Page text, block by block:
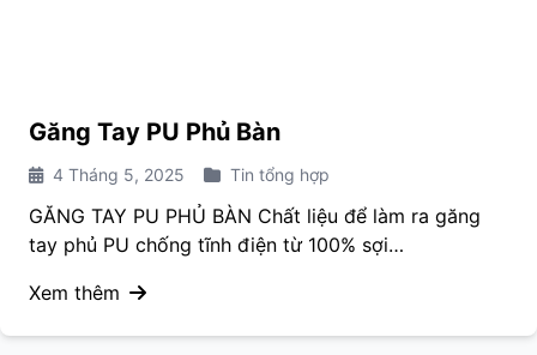
Găng Tay PU Phủ Bàn
4 Tháng 5, 2025 Tin tổng hợp
GĂNG TAY PU PHỦ BÀN Chất liệu để làm ra găng
tay phủ PU chống tĩnh điện từ 100% sợi…
Xem thêm